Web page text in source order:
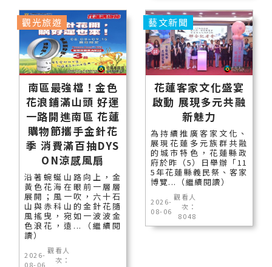
南區最強檔！金色
花浪鋪滿山頭 好運
一路開進南區 花蓮
購物節攜手金針花
季 消費滿百抽DYS
ON涼感風扇
沿著蜿蜒山路向上，金
黃色花海在眼前一層層
展開；風一吹，六十石
山與赤科山的金針花隨
風搖曳，宛如一波波金
色浪花，遠...（繼續閱
讀）
2026-
08-06
觀看人
次：
觀光旅遊
花蓮客家文化盛宴
啟動 展現多元共融
新魅力
為持續推廣客家文化、
展現花蓮多元族群共融
的城市特色，花蓮縣政
府於昨（5）日舉辦「11
5年花蓮縣義民祭、客家
博覽...（繼續閱讀）
2026-
08-06
觀看人
次：
8048
藝文新聞